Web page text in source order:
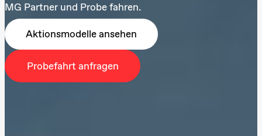
MG Partner und Probe fahren.
Aktionsmodelle ansehen
Probefahrt anfragen